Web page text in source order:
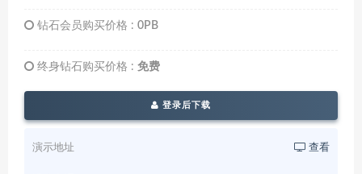
钻石会员购买价格 : 0PB
终身钻石购买价格 : 免费
登录后下载
演示地址 查看